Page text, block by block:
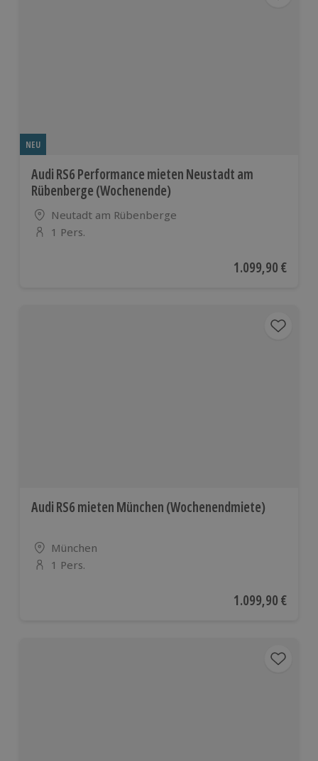
NEU
Audi RS6 Performance mieten Neustadt am
Rübenberge (Wochenende)
Standort
Neutadt am Rübenberge
Anzahl der Teilnehmer
1 Pers.
Aktueller Preis
1.099,90 €
Audi RS6 mieten München (Wochenendmiete)
Standort
München
Anzahl der Teilnehmer
1 Pers.
Aktueller Preis
1.099,90 €